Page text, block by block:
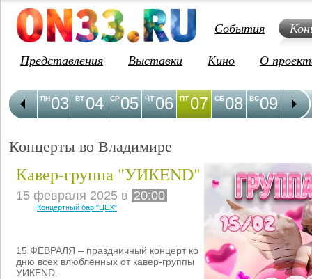
События
Представления
Выставки Кино О
03
ПН 04
ВТ 05
СР 06
ЧТ 07
ПТ 08
СБ 09
ВС 10
ПН
Концерты во Владимире
Кавер-группа "УИКEND"
15 февраля 2025 в 20:00
Концертный бар "ЦЕХ"
15 ФЕВРАЛЯ – праздничный концерт ко
дню всех влюблённых от кавер-группы
УИКEND.